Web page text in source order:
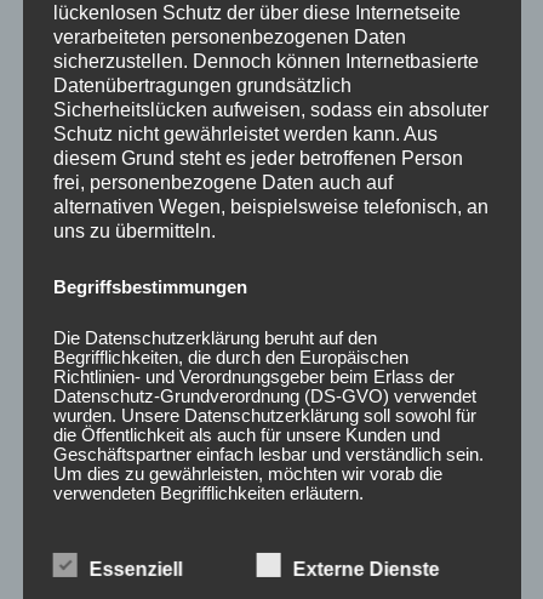
CONCAVER CVR1
19×8 ET40 5×112
Double Tinted Black
425,00€ *
Bewertet
mit
CONCAVER CVR1
19×8,5 ET35 5×112
Brushed Bronze
5
lückenlosen Schutz der über diese Internetseite
verarbeiteten personenbezogenen Daten
sicherzustellen. Dennoch können Internetbasierte
Datenübertragungen grundsätzlich
Sicherheitslücken aufweisen, sodass ein absoluter
Schutz nicht gewährleistet werden kann. Aus
diesem Grund steht es jeder betroffenen Person
frei, personenbezogene Daten auch auf
alternativen Wegen, beispielsweise telefonisch, an
uns zu übermitteln.
Begriffsbestimmungen
Die Datenschutzerklärung beruht auf den
Begrifflichkeiten, die durch den Europäischen
Richtlinien- und Verordnungsgeber beim Erlass der
Datenschutz-Grundverordnung (DS-GVO) verwendet
wurden. Unsere Datenschutzerklärung soll sowohl für
die Öffentlichkeit als auch für unsere Kunden und
Geschäftspartner einfach lesbar und verständlich sein.
Um dies zu gewährleisten, möchten wir vorab die
verwendeten Begrifflichkeiten erläutern.
Wir verwenden in dieser Datenschutzerklärung
unter anderem die folgenden Begriffe:
Essenziell Externe Dienste